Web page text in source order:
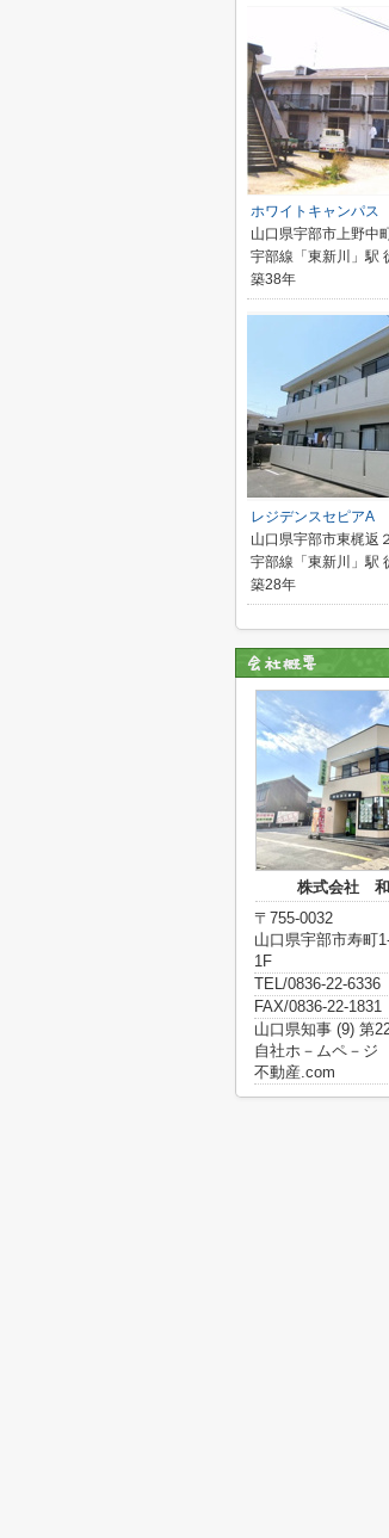
ホワイトキャンパス
山口県宇部市上野中
宇部線「東新川」駅
築38年
レジデンスセピアA
山口県宇部市東梶返
宇部線「東新川」駅
築28年
株式会社
〒755-0032
山口県宇部市寿町
1F
TEL/0836-22-6336
FAX/0836-22-1831
山口県知事 (9) 第
自社ホ－ムペ－
不動産.com